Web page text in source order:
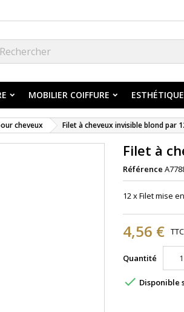
MOBILIER COIFFURE ESTHÉTIQUE
cheveux Filet à cheveux invisible blond par
Filet à
Référence
12 x Filet mise
4,56 € TTC
Quantité
 Disponible